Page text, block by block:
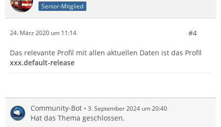
Senior-Mitglied
24. März 2020 um 11:14 #4
Das relevante Profil mit allen aktuellen Daten ist das Profil
xxx.default-release
Community-Bot 3. September 2024 um 20:40
Hat das Thema geschlossen.